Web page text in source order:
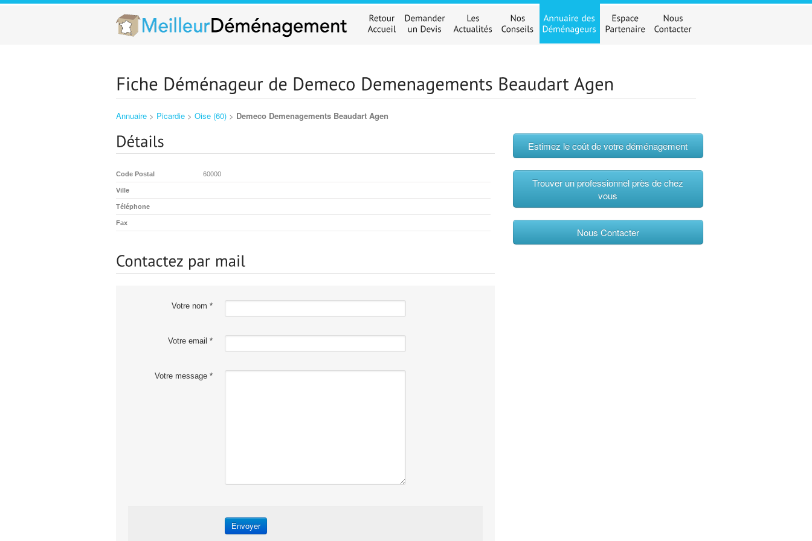
Annuaire > Picardie > Oise (60) > Demeco Demenagements Beaudart Agen
Code Postal 60000
Ville
Téléphone
Fax
Votre nom *
Votre email *
Votre message *
Envoyer
Estimez le coût de votre déménagement
Trouver un professionnel près de chez
vous
Nous Contacter